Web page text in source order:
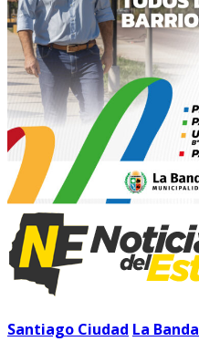
Santiago Ciudad La Banda